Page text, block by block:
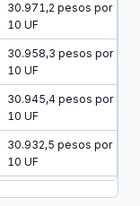
30.971,2 pesos por
10 UF
30.958,3 pesos por
10 UF
30.945,4 pesos por
10 UF
30.932,5 pesos por
10 UF